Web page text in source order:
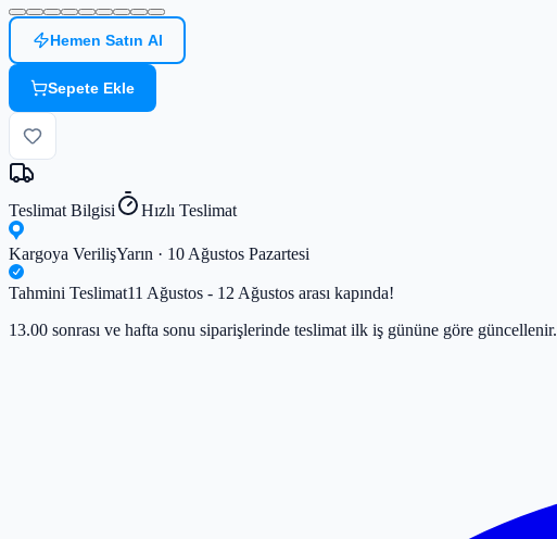
Hemen Satın Al
Sepete Ekle
Teslimat Bilgisi Hızlı Teslimat
Kargoya VerilişYarın · 10 Ağustos Pazartesi
Tahmini Teslimat11 Ağustos - 12 Ağustos arası kapında!
13.00 sonrası ve hafta sonu siparişlerinde teslimat ilk iş gününe göre güncellenir.